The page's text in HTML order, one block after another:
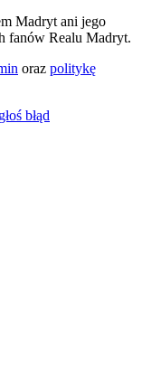
Madryt ani jego
fanów Realu Madryt.
oraz politykę
błąd